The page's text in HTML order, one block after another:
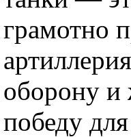
грамотно
оборону и
победу